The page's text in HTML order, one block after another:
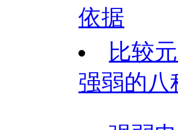
依据
比较
强弱的八